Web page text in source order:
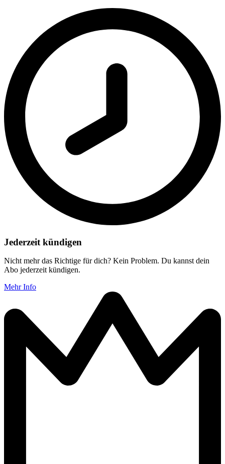
Jederzeit kündigen
Nicht mehr das Richtige für dich? Kein Problem. Du kannst dein
Abo jederzeit kündigen.
Mehr Info